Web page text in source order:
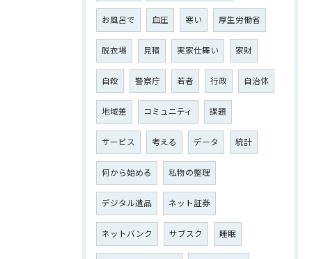
お風呂で 血圧 寒い 厚生労働省
脱衣場 見積 実家仕舞い 家財
自殺 警察庁 若者 行政 自治体
地域差 コミュニティ 課題
サービス 考える データ 統計
何から始める 私物の整理
デジタル遺品 ネット証券
ネットバンク サブスク 睡眠